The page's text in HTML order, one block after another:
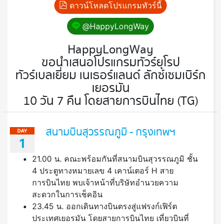
ดาวน์โหลดโปรแกรมทัวร์นี้
@HappyLongWay
HappyLongWay
ขอนำเสนอโปรแกรมทัวร์ยุโรป
ทัวร์เบลเยี่ยม เนเธอร์แลนด์ ลักซ์เซมเบิร์ก
เยอรมัน
10 วัน 7 คืน โดยสายการบินไทย (TG)
DAY
1
สนามบินสุวรรณภูมิ - กรุงเทพฯ
21.00 น. คณะพร้อมกันที่สนามบินสุวรรณภูมิ ชั้น
4 ประตูทางหมายเลข 4 เคาน์เตอร์ H สาย
การบินไทย พบเจ้าหน้าที่บริษัทอำนวยความ
สะดวกในการเช็คอิน
23.45 น. ออกเดินทางบินตรงสู่แฟรงก์เฟิร์ต
ประเทศเยอรมัน โดยสายการบินไทย เที่ยวบินที่